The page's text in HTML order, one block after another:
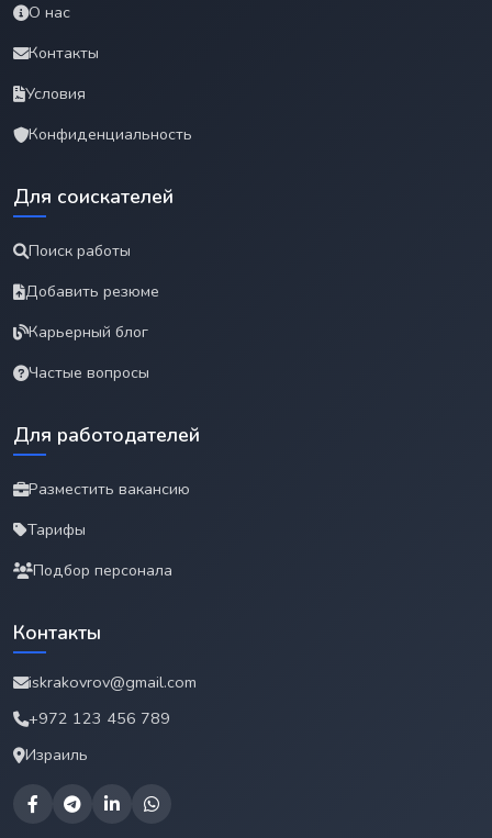
О нас
Контакты
Условия
Конфиденциальность
Для соискателей
Поиск работы
Добавить резюме
Карьерный блог
Частые вопросы
Для работодателей
Разместить вакансию
Тарифы
Подбор персонала
Контакты
iskrakovrov@gmail.com
+972 123 456 789
Израиль